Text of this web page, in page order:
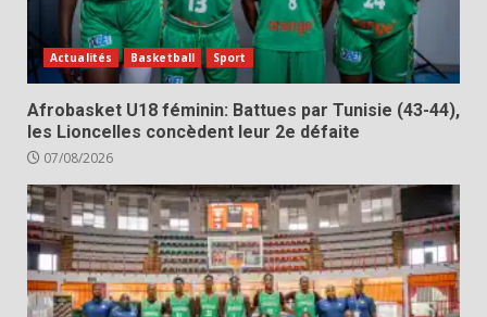
Actualités Basketball Sport
Afrobasket U18 féminin: Battues par Tunisie (43-44),
les Lioncelles concèdent leur 2e défaite
07/08/2026